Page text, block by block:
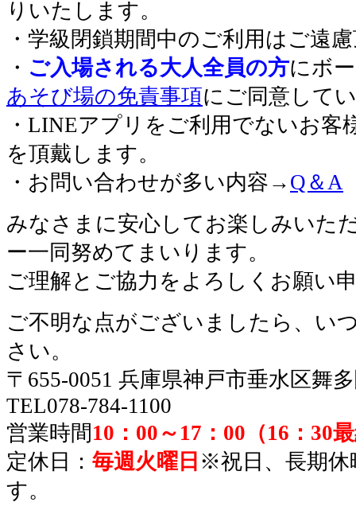
りいたします。
・学級閉鎖期間中のご利用はご遠
・ ご入場される大人全員の方にボ
あそび場の免責事項にご同意して
・LINEアプリをご利用でないお客
を頂戴します。
・お問い合わせが多い内容→ Q＆A
みなさまに安心してお楽しみいた
ー一同努めてまいります。
ご理解とご協力をよろしくお願い
ご不明な点がございましたら、い
さい。
〒655-0051 兵庫県神戸市垂水区舞
TEL078-784-1100
営業時間 10：00～17：00（16：30
定休日： 毎週火曜日 ※祝日、長期休
す。